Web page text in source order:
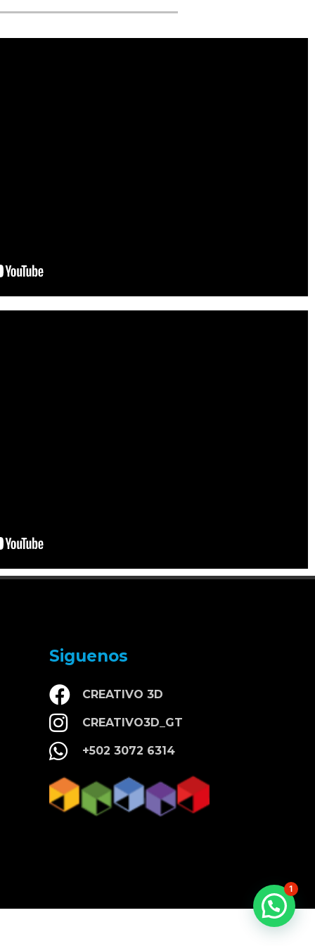
Siguenos
CREATIVO 3D
CREATIVO3D_GT
+502 3072 6314
1